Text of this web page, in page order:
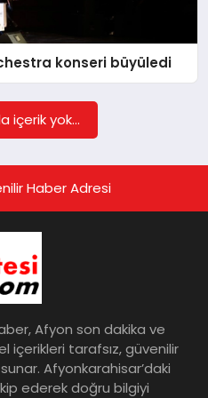
konseri büyüledi
içerik yok...
Haber Adresi
Afyon son dakika ve
içerikleri tarafsız, güvenilir
Afyonkarahisar’daki
ederek doğru bilgiyi